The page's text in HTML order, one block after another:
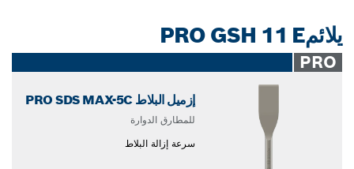
يلائمPRO GSH 11 E
PRO
إزميل البلاط PRO SDS MAX-5C
للمطارق الدوارة
سرعة إزالة البلاط